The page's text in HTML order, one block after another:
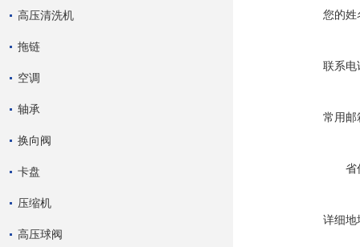
高压清洗机
拖链
空调
轴承
换向阀
卡盘
压缩机
高压球阀
您的姓
联系电
常用邮
省
详细地